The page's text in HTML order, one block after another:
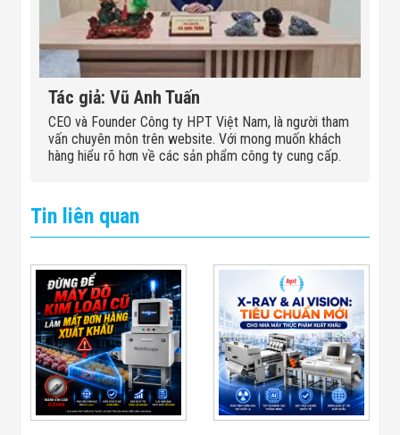
Tác giả: Vũ Anh Tuấn
CEO và Founder Công ty HPT Việt Nam, là người tham
vấn chuyên môn trên website. Với mong muốn khách
hàng hiểu rõ hơn về các sản phẩm công ty cung cấp.
Tin liên quan